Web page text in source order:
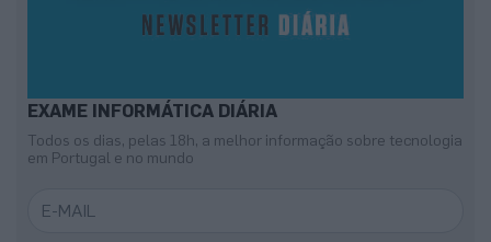
EXAME INFORMÁTICA DIÁRIA
Todos os dias, pelas 18h, a melhor informação sobre tecnologia
em Portugal e no mundo